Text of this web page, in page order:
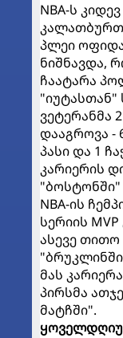
NBA-ს
პლეი
ნიშნავდა,
ჩაატარა
"იუტასთან"
ვეტერანმა
დააგროვა -
პასი და 1
კარიერის
"ბოსტონში"
NBA-ის
სერიის
ასევე თითო
მას
პირსმა
მატჩში".